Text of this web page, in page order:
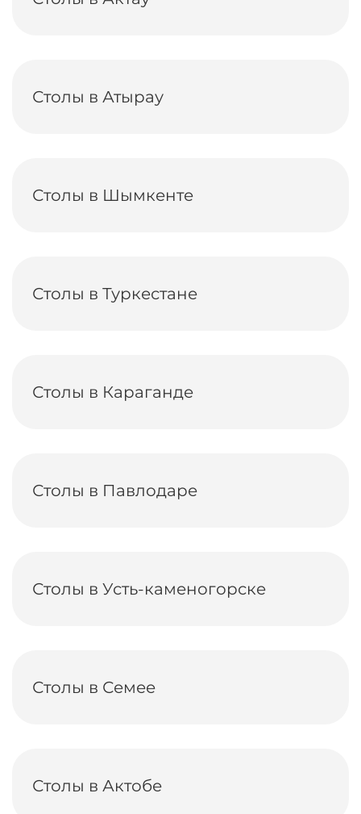
Столы в Атырау
Столы в Шымкенте
Столы в Туркестане
Столы в Караганде
Столы в Павлодаре
Столы в Усть-каменогорске
Столы в Семее
Столы в Актобе